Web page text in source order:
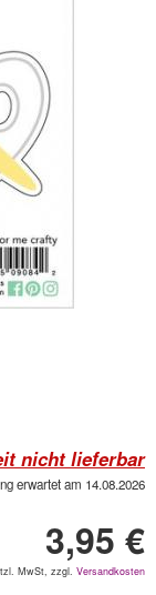
nicht lieferbar
erwartet am 14.08.2026
3,95 €
MwSt, zzgl. Versandkosten